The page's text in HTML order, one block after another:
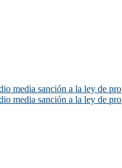
media sanción a la ley de
media sanción a la ley de